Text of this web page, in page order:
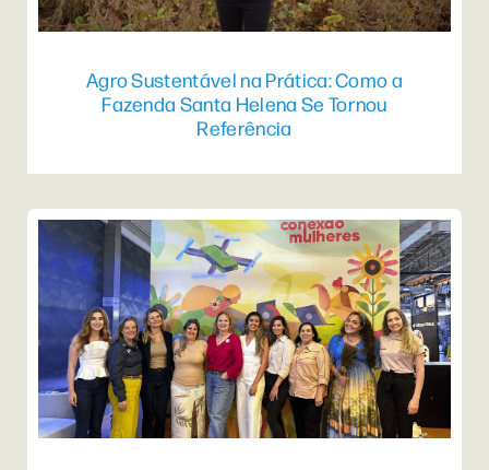
Agro Sustentável na Prática: Como a
Fazenda Santa Helena Se Tornou
Referência